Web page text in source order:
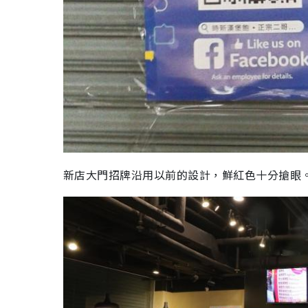
新店大門招牌沿用以前的設計，鮮紅色十分搶眼